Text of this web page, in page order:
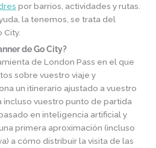
por barrios, actividades y rutas.
la tenemos, se trata del
City.
de Go City?
de London Pass en el que
sobre vuestro viaje y
un itinerario ajustado a vuestro
incluso vuestro punto de partida
en inteligencia artificial y
primera aproximación (incluso
a cómo distribuir la visita de las